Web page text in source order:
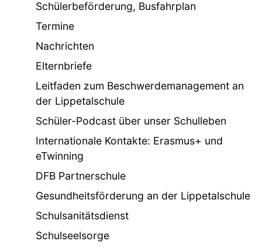
Schülerbeförderung, Busfahrplan
Termine
Nachrichten
Elternbriefe
Leitfaden zum Beschwerdemanagement an
der Lippetalschule
Schüler-Podcast über unser Schulleben
Internationale Kontakte: Erasmus+ und
eTwinning
DFB Partnerschule
Gesundheitsförderung an der Lippetalschule
Schulsanitätsdienst
Schulseelsorge